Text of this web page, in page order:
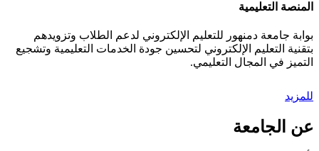
المنصة التعليمية
بوابة جامعة دمنهور للتعليم الإلكتروني لدعم الطلاب وتزويدهم
بتقنية التعليم الإلكتروني لتحسين جودة الخدمات التعليمية وتشجيع
التميز في المجال التعليمي.
للمزيد
عن الجامعة